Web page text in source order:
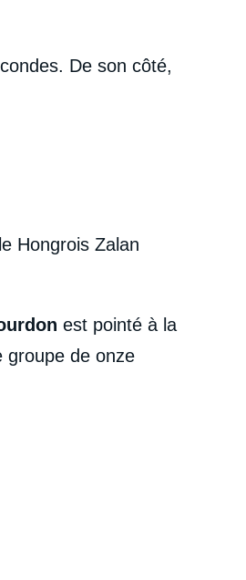
De son côté,
Hongrois Zalan
est pointé à la
groupe de onze